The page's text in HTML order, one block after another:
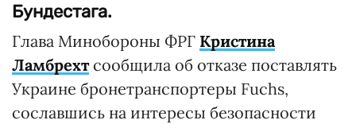
Бундестага.
Глава Минобороны ФРГ Кристина
Ламбрехтсообщила об отказе поставлять
Украине бронетранспортеры Fuchs,
сославшись на интересы безопасности